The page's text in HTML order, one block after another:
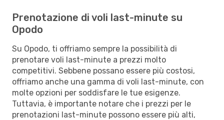
Prenotazione di voli last-minute su
Opodo
Su Opodo, ti offriamo sempre la possibilità di
prenotare voli last-minute a prezzi molto
competitivi. Sebbene possano essere più costosi,
offriamo anche una gamma di voli last-minute, con
molte opzioni per soddisfare le tue esigenze.
Tuttavia, è importante notare che i prezzi per le
prenotazioni last-minute possono essere più alti,